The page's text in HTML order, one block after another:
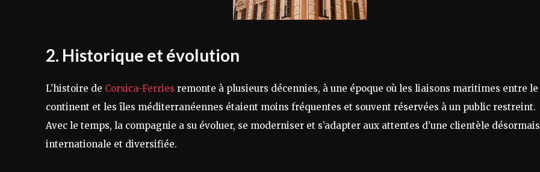
2. Historique et évolution
L’histoire de Corsica-Ferries remonte à plusieurs décennies, à une époque où les liaisons maritimes entre le
continent et les îles méditerranéennes étaient moins fréquentes et souvent réservées à un public restreint.
Avec le temps, la compagnie a su évoluer, se moderniser et s’adapter aux attentes d’une clientèle désormais
internationale et diversifiée.